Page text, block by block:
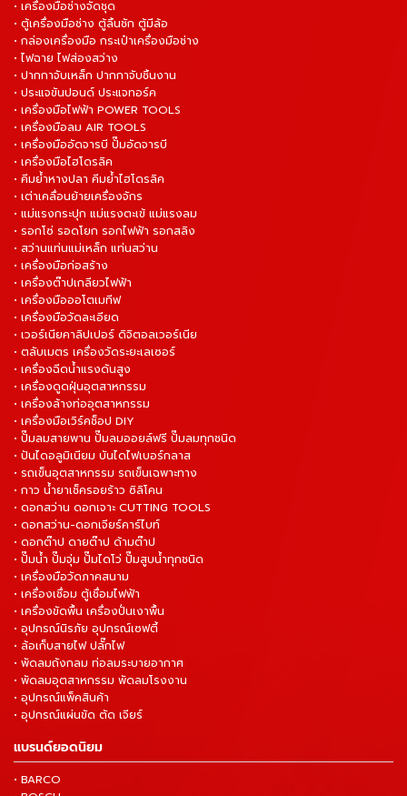
• เครื่องมือช่างจัดชุด
• ตู้เครื่องมือช่าง ตู้ลิ้นชัก ตู้มีล้อ
• กล่องเครื่องมือ กระเป๋าเครื่องมือช่าง
• ไฟฉาย ไฟส่องสว่าง
• ปากกาจับเหล็ก ปากกาจับชิ้นงาน
• ประแจขันปอนด์ ประแจทอร์ค
• เครื่องมือไฟฟ้า POWER TOOLS
• เครื่องมือลม AIR TOOLS
• เครื่องมืออัดจารบี ปั๊มอัดจารบี
• เครื่องมือไฮโดรลิค
• คีมย้ำหางปลา คีมย้ำไฮโดรลิค
• เต่าเคลื่อนย้ายเครื่องจักร
• แม่แรงกระปุก แม่แรงตะเข้ แม่แรงลม
• รอกโซ่ รอดโยก รอกไฟฟ้า รอกสลิง
• สว่านแท่นแม่เหล็ก แท่นสว่าน
• เครื่องมือก่อสร้าง
• เครื่องต๊าปเกลียวไฟฟ้า
• เครื่องมือออโตเมทีฟ
• เครื่องมือวัดละเอียด
• เวอร์เนียคาลิปเปอร์ ดิจิตอลเวอร์เนีย
• ตลับเมตร เครื่องวัดระยะเลเซอร์
• เครื่องฉีดน้ำแรงดันสูง
• เครื่องดูดฝุ่นอุตสาหกรรม
• เครื่องล้างท่ออุตสาหกรรม
• เครื่องมือเวิร์คช็อป DIY
• ปั๊มลมสายพาน ปั๊มลมออยล์ฟรี ปั๊มลมทุกชนิด
• ปันไดอลูมิเนียม บันไดไฟเบอร์กลาส
• รถเข็นอุตสาหกรรม รถเข็นเฉพาะทาง
• กาว น้ำยาเช็ครอยร้าว ซิลิโคน
• ดอกสว่าน ดอกเจาะ CUTTING TOOLS
• ดอกสว่าน-ดอกเจียร์คาร์ไบท์
• ดอกต๊าป ดายต๊าป ด้ามต๊าป
• ปั๊มน้ำ ปั๊มจุ่ม ปั๊มไดโว่ ปั๊มสูบน้ำทุกชนิด
• เครื่องมือวัดภาคสนาม
• เครื่องเชื่อม ตู้เชื่อมไฟฟ้า
• เครื่องขัดพื้น เครื่องปั่นเงาพื้น
• อุปกรณ์นิรภัย อุปกรณ์เซฟตี้
• ล้อเก็บสายไฟ ปลั๊กไฟ
• พัดลมถังกลม ท่อลมระบายอากาศ
• พัดลมอุตสาหกรรม พัดลมโรงงาน
• อุปกรณ์แพ็คสินค้า
• อุปกรณ์แผ่นขัด ตัด เจียร์
แบรนด์ยอดนิยม
• BARCO